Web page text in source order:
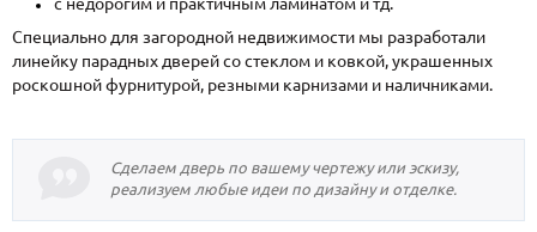
с недорогим и практичным ламинатом и тд.
Специально для загородной недвижимости мы разработали
линейку парадных дверей со стеклом и ковкой, украшенных
роскошной фурнитурой, резными карнизами и наличниками.
Сделаем дверь по вашему чертежу или эскизу,
реализуем любые идеи по дизайну и отделке.